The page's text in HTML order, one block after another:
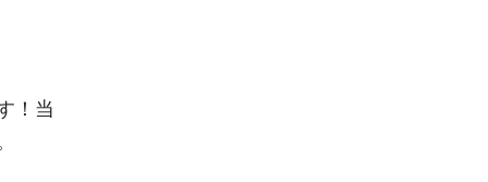
！当